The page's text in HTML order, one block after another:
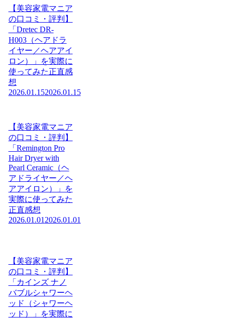
【美容家電マニア
の口コミ・評判】
「Dretec DR-
H003（ヘアドラ
イヤー／ヘアアイ
ロン）」を実際に
使ってみた正直感
想
2026.01.152026.01.15
【美容家電マニア
の口コミ・評判】
「Remington Pro
Hair Dryer with
Pearl Ceramic（ヘ
アドライヤー／ヘ
アアイロン）」を
実際に使ってみた
正直感想
2026.01.01 2026.01.01
【美容家電マニア
の口コミ・評判】
「カインズ ナノ
バブルシャワーヘ
ッド（シャワーヘ
ッド）」を実際に